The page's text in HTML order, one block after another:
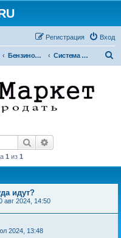
Вход
Регистрация
Бензиновые двигатели Система смазки
Поиск
1 из 1
идут?
авг 2024, 14:50
2024, 13:48